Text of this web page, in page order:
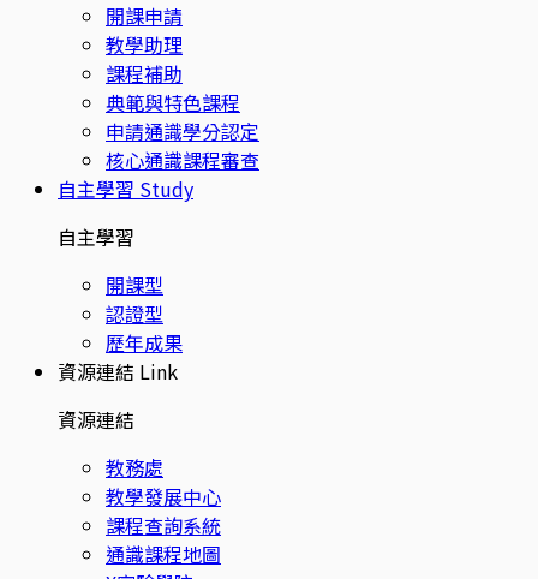
開課申請
教學助理
課程補助
典範與特色課程
申請通識學分認定
核心通識課程審查
自主學習 Study
自主學習
開課型
認證型
歷年成果
資源連結 Link
資源連結
教務處
教學發展中心
課程查詢系統
通識課程地圖